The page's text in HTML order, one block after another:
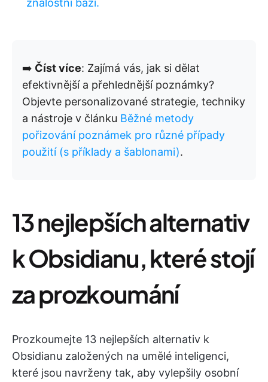
znalostní bázi.
➡️ Číst více: Zajímá vás, jak si dělat
efektivnější a přehlednější poznámky?
Objevte personalizované strategie, techniky
a nástroje v článku Běžné metody
pořizování poznámek pro různé případy
použití (s příklady a šablonami).
13 nejlepších alternativ
k Obsidianu, které stojí
za prozkoumání
Prozkoumejte 13 nejlepších alternativ k
Obsidianu založených na umělé inteligenci,
které jsou navrženy tak, aby vylepšily osobní